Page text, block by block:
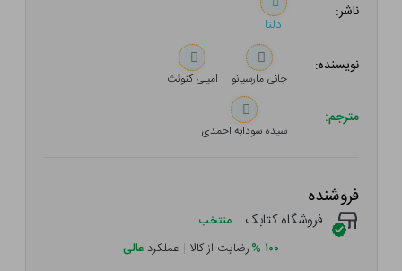
ناشر:
دلتا
نویسنده:
جانی مارسیانو امیلی کنوئث
مترجم:
سیده سودابه احمدی
فروشنده
فروشگاه کتابک منتخب
۱۰۰ %رضایت از کالا | عملکرد عالی